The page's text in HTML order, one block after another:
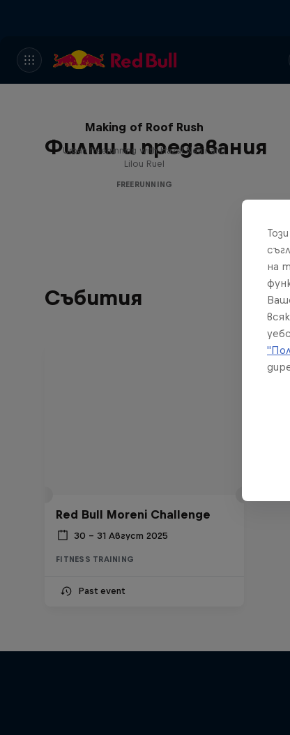
Филми и предавания
Making of Roof Rush
Urban freerunning with Hazal Nehir and
Lilou Ruel
FREERUNNING
Събития
Red Bull Moreni Challenge
30 – 31 Август 2025
FITNESS TRAINING
Past event
на